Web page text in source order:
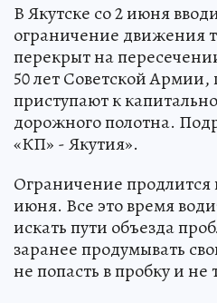
В Якутске со 2 июня
ограничение движения
перекрыт на
50 лет Советской
приступают к
дорожного полотна.
«КП» - Якутия».
Ограничение продлится
июня. Все это время
искать пути объезда
заранее продумывать
не попасть в пробку и не